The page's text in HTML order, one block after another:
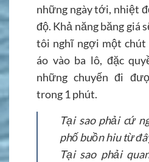
những ngày tới, nhiệt
độ. Khả năng băng giá
tôi nghĩ ngợi một chút
áo vào ba lô, đặc
những chuyến đi
trong 1 phút.
Tại sao phải cứ
phố buồn hiu từ
Tại sao phải